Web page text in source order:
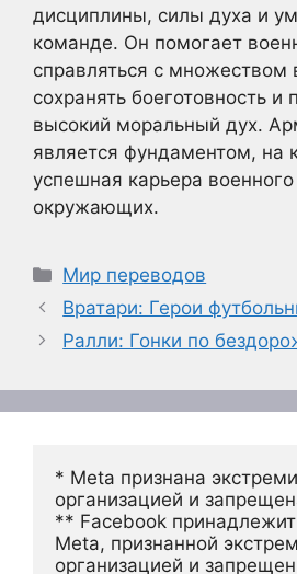
дисциплины, силы духа и
команде. Он помогает
справляться с множеством
сохранять боеготовность и
высокий моральный дух.
является фундаментом, на
успешная карьера
окружающих.
Рубрики
Мир переводов
Вратари: Герои
Ралли: Гонки по
* Meta признана
организацией и
** Facebook
Meta, признанной
организацией и